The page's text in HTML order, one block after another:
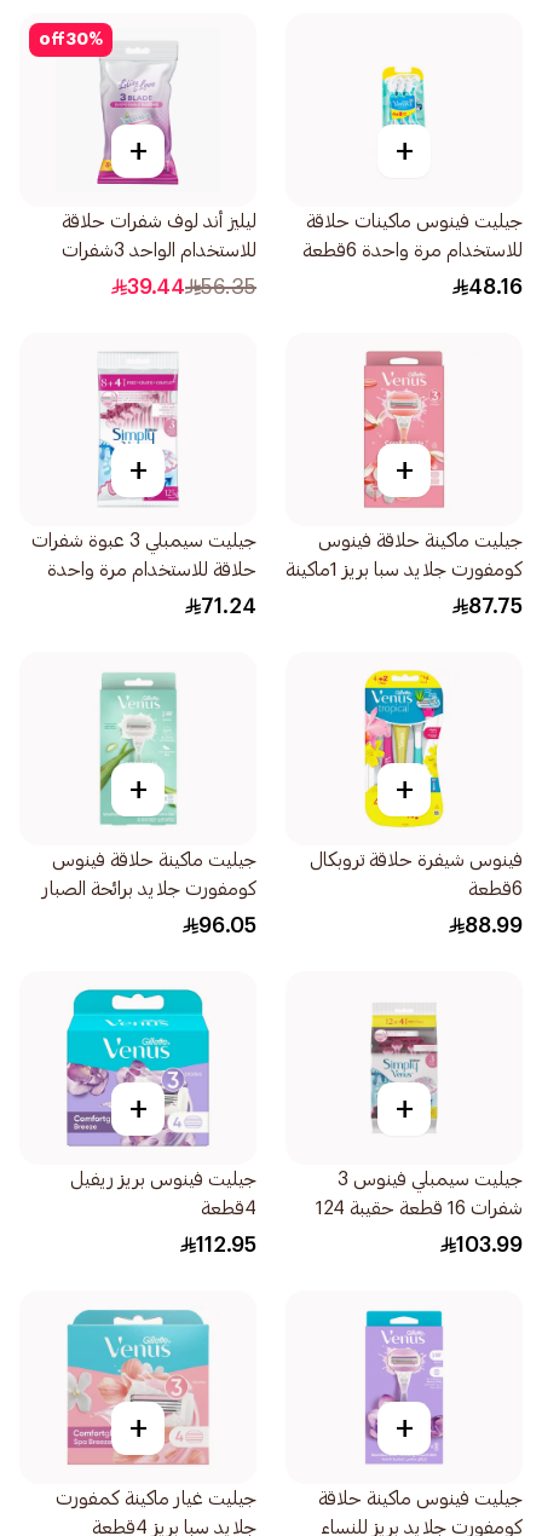
+
جيليت فينوس ماكينات حلاقة
للاستخدام مرة واحدة 6قطعة
48.16
30%
off
+
ليليز أند لوف شفرات حلاقة
للاستخدام الواحد 3شفرات
12قطعة
56.35
39.44
+
جيليت ماكينة حلاقة فينوس
كومفورت جلايد سبا بريز 1ماكينة
شفرتين 1قطعة
87.75
+
جيليت سيمبلي 3 عبوة شفرات
حلاقة للاستخدام مرة واحدة
للنساء 12قطعة
71.24
+
فينوس شيفرة حلاقة تروبكال
6قطعة
88.99
+
جيليت ماكينة حلاقة فينوس
كومفورت جلايد برائحة الصبار
1قطعة
96.05
+
جيليت سيمبلي فينوس 3
شفرات 16 قطعة حقيبة 124
103.99
+
جيليت فينوس بريز ريفيل
4قطعة
112.95
+
جيليت فينوس ماكينة حلاقة
كومفورت جلايد بريز للنساء
+
جيليت غيار ماكينة كمفورت
جلايد سبا بريز 4قطعة